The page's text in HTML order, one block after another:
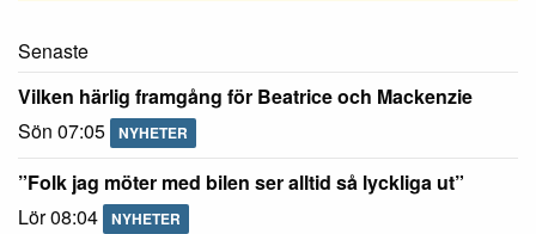
Senaste
Vilken härlig framgång för Beatrice och Mackenzie
Sön 07:05
NYHETER
”Folk jag möter med bilen ser alltid så lyckliga ut”
Lör 08:04
NYHETER